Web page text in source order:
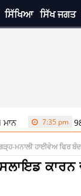
ਸਿੱਖਿਆ ਸਿੱਖ ਜਗਤ
pm 98 ਸਾਲ ਦੀ
ਮਨਾਲੀ ਹਾਈਵੇਅ ਫਿਰ ਬੰਦ